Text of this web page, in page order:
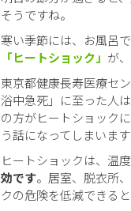
そうですね。
寒い季節には、お風呂
「ヒートショック」 が
東京都健康長寿医療セ
浴中急死」に至った人
の方がヒートショック
う話になってしまいます
ヒートショックは、温
効です。居室、脱衣所
クの危険を低減できると